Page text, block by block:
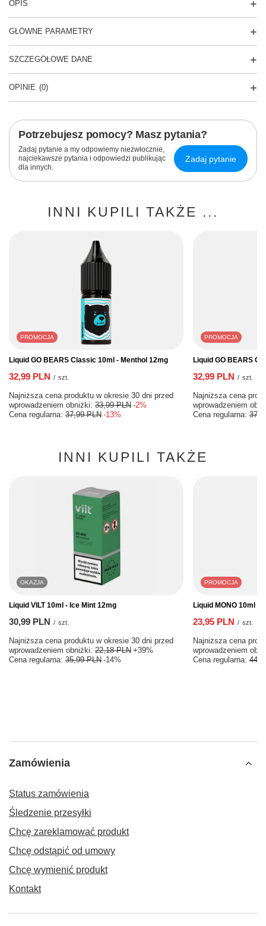
OPIS
GŁÓWNE PARAMETRY
SZCZEGÓŁOWE DANE
OPINIE (0)
Potrzebujesz pomocy? Masz pytania?
Zadaj pytanie a my odpowiemy niezwłocznie,
najciekawsze pytania i odpowiedzi publikując
dla innych.
Zadaj pytanie
INNI KUPILI TAKŻE ...
PROMOCJA
Liquid GO BEARS Classic 10ml - Menthol 12mg
32,99 PLN / szt.
Najniższa cena produktu w okresie 30 dni przed
wprowadzeniem obniżki: 33,99 PLN -2%
Cena regularna: 37,99 PLN -13%
PROMOCJA
Liquid GO BEARS
32,99 PLN / szt.
Najniższa cena
wprowadzeniem
Cena regularna:
INNI KUPILI TAKŻE
OKAZJA
Liquid VILT 10ml - Ice Mint 12mg
30,99 PLN / szt.
Najniższa cena produktu w okresie 30 dni przed
wprowadzeniem obniżki: 22,18 PLN +39%
Cena regularna: 35,99 PLN -14%
PROMOCJA
Liquid MONO 10ml -
23,95 PLN / szt.
Najniższa cena
wprowadzeniem
Cena regularna:
Zamówienia
Status zamówienia
Śledzenie przesyłki
Chcę zareklamować produkt
Chcę odstąpić od umowy
Chcę wymienić produkt
Kontakt